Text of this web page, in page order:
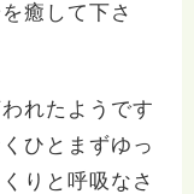
癒して下さ
れたようです
ひとまずゆっ
りと呼吸なさ